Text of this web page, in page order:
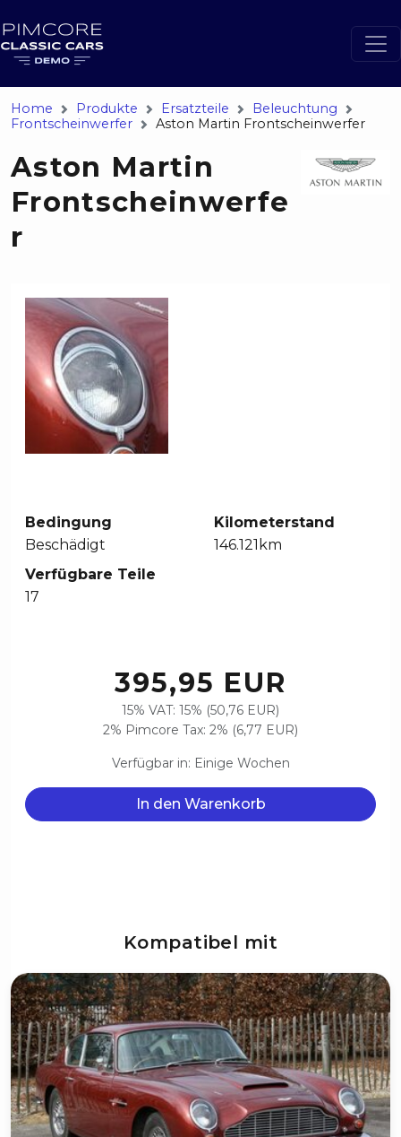
Home Produkte Ersatzteile
Beleuchtung
Frontscheinwerfer
Aston Martin Frontscheinwerfer
Aston Martin
Frontscheinwerfe
r
Bedingung
Beschädigt
Kilometerstand
146.121km
Verfügbare Teile
17
395,95 EUR
15% VAT: 15% (50,76 EUR)
2% Pimcore Tax: 2% (6,77 EUR)
Verfügbar in: Einige Wochen
In den Warenkorb
Kompatibel mit